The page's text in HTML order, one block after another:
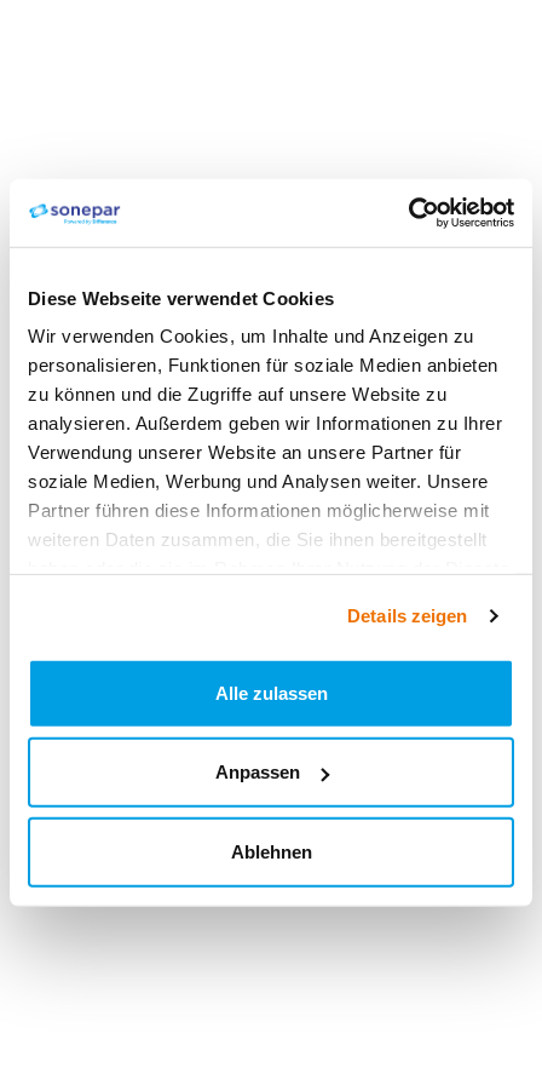
Diese Webseite verwendet Cookies
Wir verwenden Cookies, um Inhalte und Anzeigen zu
personalisieren, Funktionen für soziale Medien anbieten
zu können und die Zugriffe auf unsere Website zu
analysieren. Außerdem geben wir Informationen zu Ihrer
Verwendung unserer Website an unsere Partner für
soziale Medien, Werbung und Analysen weiter. Unsere
Partner führen diese Informationen möglicherweise mit
weiteren Daten zusammen, die Sie ihnen bereitgestellt
Details zeigen
Alle zulassen
Anpassen
Ablehnen